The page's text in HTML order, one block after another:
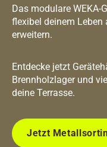
Das modulare
flexibel deinem
erweitern.
Entdecke jetzt
Brennholzlager und
deine Terrasse.
Jetzt